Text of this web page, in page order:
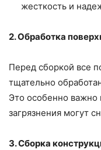
жесткость и
2. Обработка
Перед сборкой все
тщательно
Это особенно важно
загрязнения могут
3. Сборка